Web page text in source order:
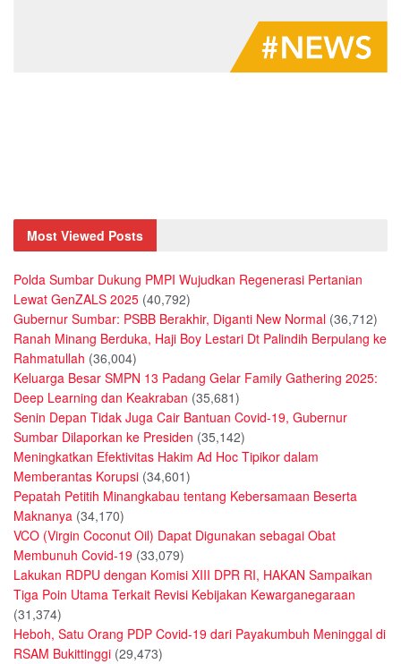
Most Viewed Posts
Polda Sumbar Dukung PMPI Wujudkan Regenerasi Pertanian
Lewat GenZALS 2025 (40,792)
Gubernur Sumbar: PSBB Berakhir, Diganti New Normal (36,712)
Ranah Minang Berduka, Haji Boy Lestari Dt Palindih Berpulang ke
Rahmatullah (36,004)
Keluarga Besar SMPN 13 Padang Gelar Family Gathering 2025:
Deep Learning dan Keakraban (35,681)
Senin Depan Tidak Juga Cair Bantuan Covid-19, Gubernur
Sumbar Dilaporkan ke Presiden (35,142)
Meningkatkan Efektivitas Hakim Ad Hoc Tipikor dalam
Memberantas Korupsi (34,601)
Pepatah Petitih Minangkabau tentang Kebersamaan Beserta
Maknanya (34,170)
VCO (Virgin Coconut Oil) Dapat Digunakan sebagai Obat
Membunuh Covid-19 (33,079)
Lakukan RDPU dengan Komisi XIII DPR RI, HAKAN Sampaikan
Tiga Poin Utama Terkait Revisi Kebijakan Kewarganegaraan
(31,374)
Heboh, Satu Orang PDP Covid-19 dari Payakumbuh Meninggal di
RSAM Bukittinggi (29,473)